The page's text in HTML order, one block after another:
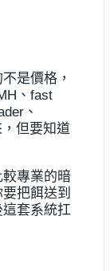
是價格，
、fast
、
但要知道
專業的暗
把餌送到
套系統扛